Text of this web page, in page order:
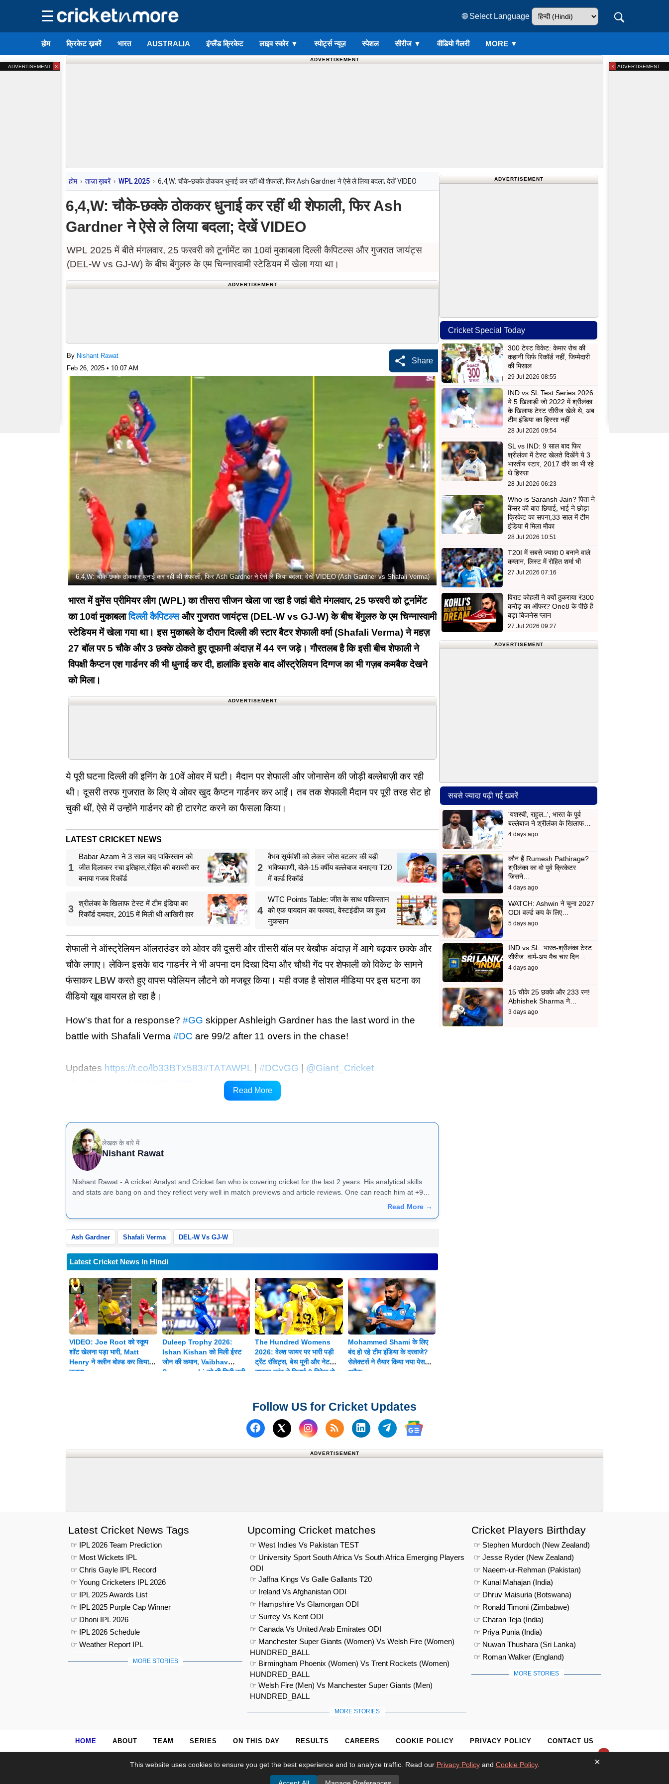
☰ 🌐 Select Language
होम क्रिकेट ख़बरें भारत AUSTRALIA इंग्लैंड क्रिकेट लाइव स्कोर ▼ स्पोर्ट्स न्यूज़ स्पेशल सीरीज ▼ वीडियो गैलरी MORE ▼
ADVERTISEMENT
होम ताज़ा ख़बरें WPL 2025 6,4,W: चौके-छक्के ठोककर धुनाई कर रहीं थी शेफाली, फिर Ash Gardner ने ऐसे ले लिया बदला; देखें VIDEO
6,4,W: चौके-छक्के ठोककर धुनाई कर रहीं थी शेफाली, फिर Ash
Gardner ने ऐसे ले लिया बदला; देखें VIDEO
WPL 2025 में बीते मंगलवार, 25 फरवरी को टूर्नामेंट का 10वां मुकाबला दिल्ली कैपिटल्स और गुजरात जायंट्स
(DEL-W vs GJ-W) के बीच बेंगुलरु के एम चिन्नास्वामी स्टेडियम में खेला गया था।
ADVERTISEMENT
By Nishant Rawat
Feb 26, 2025 • 10:07 AM
Share
6,4,W: चौके-छक्के ठोककर धुनाई कर रहीं थी शेफाली, फिर Ash Gardner ने ऐसे ले लिया बदला; देखें VIDEO (Ash Gardner vs Shafali Verma)
भारत में वुमेंस प्रीमियर लीग (WPL) का तीसरा सीजन खेला जा रहा है जहां बीते मंगलवार, 25 फरवरी को टूर्नामेंट
का 10वां मुकाबलादिल्ली कैपिटल्सऔर गुजरात जायंट्स (DEL-W vs GJ-W) के बीच बेंगुलरु के एम चिन्नास्वामी
स्टेडियम में खेला गया था। इस मुकाबले के दौरान दिल्ली की स्टार बैटर शेफाली वर्मा (Shafali Verma) ने महज़
27 बॉल पर 5 चौके और 3 छक्के ठोकते हुए तूफानी अंदाज़ में 44 रन जड़े। गौरतलब है कि इसी बीच शेफाली ने
विपक्षी कैप्टन एश गार्डनर की भी धुनाई कर दी, हालांकि इसके बाद ऑस्ट्रेलियन दिग्गज का भी गज़ब कमबैक देखने
को मिला।
ADVERTISEMENT
ये पूरी घटना दिल्ली की इनिंग के 10वें ओवर में घटी। मैदान पर शेफाली और जोनासेन की जोड़ी बल्लेबाज़ी कर रही
थी। दूसरी तरफ गुजरात के लिए ये ओवर खुद कैप्टन गार्डनर कर आईं। तब तक शेफाली मैदान पर पूरी तरह सेट हो
चुकी थीं, ऐसे में उन्होंने गार्डनर को ही टारगेट करने का फैसला किया।
LATEST CRICKET NEWS
1
Babar Azam ने 3 साल बाद पाकिस्तान को
जीत दिलाकर रचा इतिहास,रोहित की बराबरी कर
बनाया गजब रिकॉर्ड
2
वैभव सूर्यवंशी को लेकर जोस बटलर की बड़ी
भविष्यवाणी, बोले-15 वर्षीय बल्लेबाज बनाएगा T20
में वर्ल्ड रिकॉर्ड
3
श्रीलंका के खिलाफ टेस्ट में टीम इंडिया का
रिकॉर्ड दमदार, 2015 में मिली थी आखिरी हार
4
WTC Points Table: जीत के साथ पाकिस्तान
को एक पायदान का फायदा, वेस्टइंडीज का हुआ
नुकसान
शेफाली ने ऑस्ट्रेलियन ऑलराउंडर को ओवर की दूसरी और तीसरी बॉल पर बेखौफ अंदाज़ में आगे बढ़कर छक्के और
चौके लगाए। लेकिन इसके बाद गाडर्नर ने भी अपना दम दिखा दिया और चौथी गेंद पर शेफाली को विकेट के सामने
फंसाकर LBW करते हुए वापस पवेलियन लौटने को मजबूर किया। यही वजह है सोशल मीडिया पर इस घटना का
वीडियो खूब वायरल हो रहा है।
How's that for a response? #GG skipper Ashleigh Gardner has the last word in the
battle with Shafali Verma #DC are 99/2 after 11 overs in the chase!
Updates https://t.co/lb33BTx583#TATAWPL | #DCvGG | @Giant_Cricket
Read More
लेखक के बारे में
Nishant Rawat
Nishant Rawat - A cricket Analyst and Cricket fan who is covering cricket for the last 2 years. His analytical skills
and stats are bang on and they reflect very well in match previews and article reviews. One can reach him at +91 -
Read More →
Ash Gardner Shafali Verma DEL-W Vs GJ-W
Latest Cricket News In Hindi
VIDEO: Joe Root को स्कूप
शॉट खेलना पड़ा भारी, Matt
Henry ने क्लीन बोल्ड कर किया
चलता
Duleep Trophy 2026:
Ishan Kishan को मिली ईस्ट
जोन की कमान, Vaibhav
Suryavanshi को भी मिली बड़ी
The Hundred Womens
2026: वेल्श फायर पर भारी पड़ी
ट्रेंट रॉकेट्स, बेथ मूनी और नेट
साइवर-ब्रंट ने दिलाई 8 विकेट से
Mohammed Shami के लिए
बंद हो रहे टीम इंडिया के दरवाजे?
सेलेक्टर्स ने तैयार किया नया पेस
अटैक
ADVERTISEMENT
Cricket Special Today
300 टेस्ट विकेट: केमार रोच की
कहानी सिर्फ रिकॉर्ड नहीं, जिम्मेदारी
की मिसाल
29 Jul 2026 08:55
IND vs SL Test Series 2026:
ये 5 खिलाड़ी जो 2022 में श्रीलंका
के खिलाफ टेस्ट सीरीज खेले थे, अब
टीम इंडिया का हिस्सा नहीं
28 Jul 2026 09:54
SL vs IND: 9 साल बाद फिर
श्रीलंका में टेस्ट खेलते दिखेंगे ये 3
भारतीय स्टार, 2017 दौरे का भी रहे
थे हिस्सा
28 Jul 2026 06:23
Who is Saransh Jain? पिता ने
कैंसर की बात छिपाई, भाई ने छोड़ा
क्रिकेट का सपना,33 साल में टीम
इंडिया में मिला मौका
28 Jul 2026 10:51
T20I में सबसे ज्यादा 0 बनाने वाले
कप्तान, लिस्ट में रोहित शर्मा भी
27 Jul 2026 07:16
विराट कोहली ने क्यों ठुकराया ₹300
करोड़ का ऑफर? One8 के पीछे है
बड़ा बिजनेस प्लान
27 Jul 2026 09:27
ADVERTISEMENT
सबसे ज्यादा पढ़ी गई खबरें
'यशस्वी, राहुल..', भारत के पूर्व
बल्लेबाज ने श्रीलंका के खिलाफ…
4 days ago
कौन हैं Rumesh Pathirage?
श्रीलंका का वो पूर्व क्रिकेटर
जिसने…
4 days ago
WATCH: Ashwin ने चुना 2027
ODI वर्ल्ड कप के लिए…
5 days ago
IND vs SL: भारत-श्रीलंका टेस्ट
सीरीज: वार्म-अप मैच चार दिन…
4 days ago
15 चौके 25 छक्के और 233 रन!
Abhishek Sharma ने…
3 days ago
Follow US for Cricket Updates
Follow us on Facebook
Follow us on X (Twitter)
Subscribe to our RSS Feed
Follow us on LinkedIn
Follow us on Telegram
Follow us on Google News
ADVERTISEMENT
Latest Cricket News Tags
☞ IPL 2026 Team Prediction
☞ Most Wickets IPL
☞ Chris Gayle IPL Record
☞ Young Cricketers IPL 2026
☞ IPL 2025 Awards List
☞ IPL 2025 Purple Cap Winner
☞ Dhoni IPL 2026
☞ IPL 2026 Schedule
☞ Weather Report IPL
MORE STORIES
Upcoming Cricket matches
☞ West Indies Vs Pakistan TEST
☞ University Sport South Africa Vs South Africa Emerging Players
ODI
☞ Jaffna Kings Vs Galle Gallants T20
☞ Ireland Vs Afghanistan ODI
☞ Hampshire Vs Glamorgan ODI
☞ Surrey Vs Kent ODI
☞ Canada Vs United Arab Emirates ODI
☞ Manchester Super Giants (Women) Vs Welsh Fire (Women)
HUNDRED_BALL
☞ Birmingham Phoenix (Women) Vs Trent Rockets (Women)
HUNDRED_BALL
☞ Welsh Fire (Men) Vs Manchester Super Giants (Men)
HUNDRED_BALL
MORE STORIES
Cricket Players Birthday
☞ Stephen Murdoch (New Zealand)
☞ Jesse Ryder (New Zealand)
☞ Naeem-ur-Rehman (Pakistan)
☞ Kunal Mahajan (India)
☞ Dhruv Maisuria (Botswana)
☞ Ronald Timoni (Zimbabwe)
☞ Charan Teja (India)
☞ Priya Punia (India)
☞ Nuwan Thushara (Sri Lanka)
☞ Roman Walker (England)
MORE STORIES
HOME ABOUT TEAM SERIES ON THIS DAY RESULTS CAREERS COOKIE POLICY PRIVACY POLICY CONTACT US
ADVERTISEMENT × ADVERTISEMENT
×
×
×
This website uses cookies to ensure you get the best experience and to analyze traffic. Read our Privacy Policyand Cookie Policy.